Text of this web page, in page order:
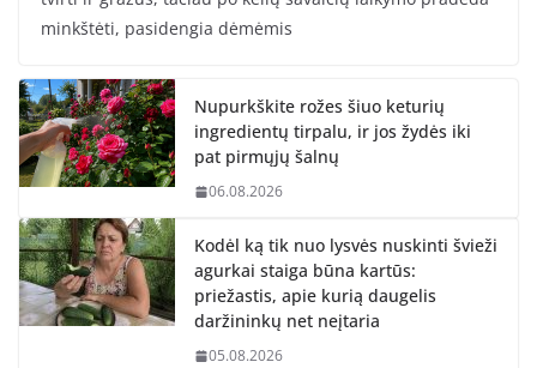
minkštėti, pasidengia dėmėmis
Nupurkškite rožes šiuo keturių
ingredientų tirpalu, ir jos žydės iki
pat pirmųjų šalnų
06.08.2026
Kodėl ką tik nuo lysvės nuskinti švieži
agurkai staiga būna kartūs:
priežastis, apie kurią daugelis
daržininkų net neįtaria
05.08.2026